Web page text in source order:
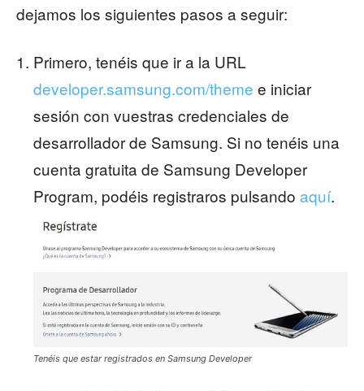
dejamos los siguientes pasos a seguir:
Primero, tenéis que ir a la URL
developer.samsung.com/theme e iniciar
sesión con vuestras credenciales de
desarrollador de Samsung. Si no tenéis una
cuenta gratuita de Samsung Developer
Program, podéis registraros pulsando aquí.
Tenéis que estar registrados en Samsung Developer